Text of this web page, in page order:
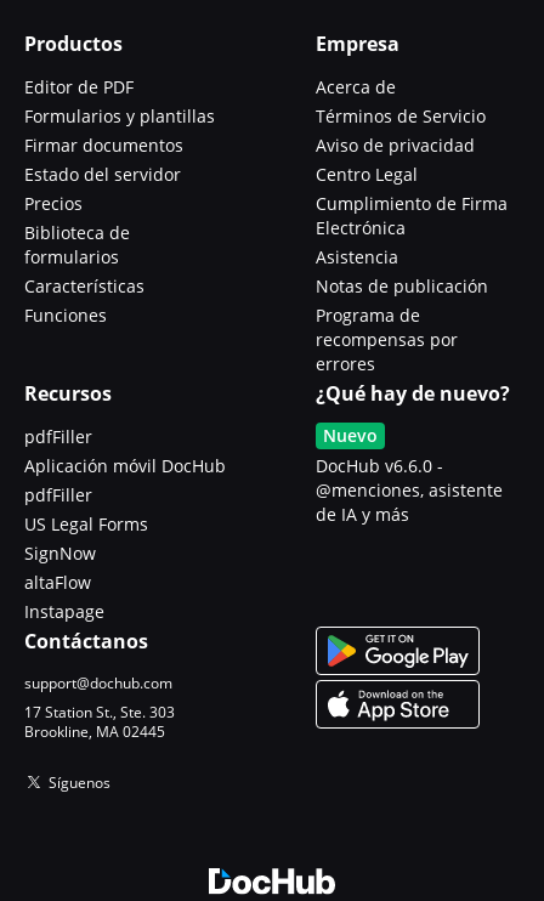
Productos
Editor de PDF
Formularios y plantillas
Firmar documentos
Estado del servidor
Precios
Biblioteca de
formularios
Características
Funciones
Empresa
Acerca de
Términos de Servicio
Aviso de privacidad
Centro Legal
Cumplimiento de Firma
Electrónica
Asistencia
Notas de publicación
Programa de
recompensas por
errores
Recursos
pdfFiller
Aplicación móvil DocHub
pdfFiller
US Legal Forms
SignNow
altaFlow
Instapage
¿Qué hay de nuevo?
Nuevo
DocHub v6.6.0 -
@menciones, asistente
de IA y más
Contáctanos
support@dochub.com
17 Station St., Ste. 303
Brookline, MA 02445
Síguenos